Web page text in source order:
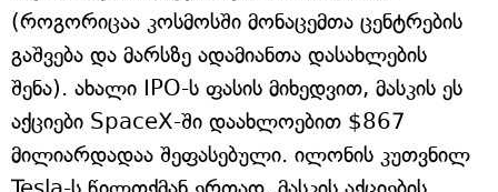
(როგორიცაა კოსმოსში მონაცემთა ცენტრების
გაშვება და მარსზე ადამიანთა დასახლების
შენა). ახალი IPO-ს ფასის მიხედვით, მასკის ეს
აქციები SpaceX-ში დაახლოებით $867
მილიარდადაა შეფასებული. ილონის კუთვნილ